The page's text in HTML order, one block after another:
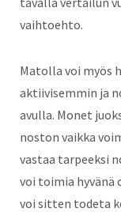
vaihtoehto.
Matolla voi myös
aktiivisemmin ja
avulla. Monet
noston vaikka
vastaa tarpeeksi
voi toimia hyvänä
voi sitten todeta